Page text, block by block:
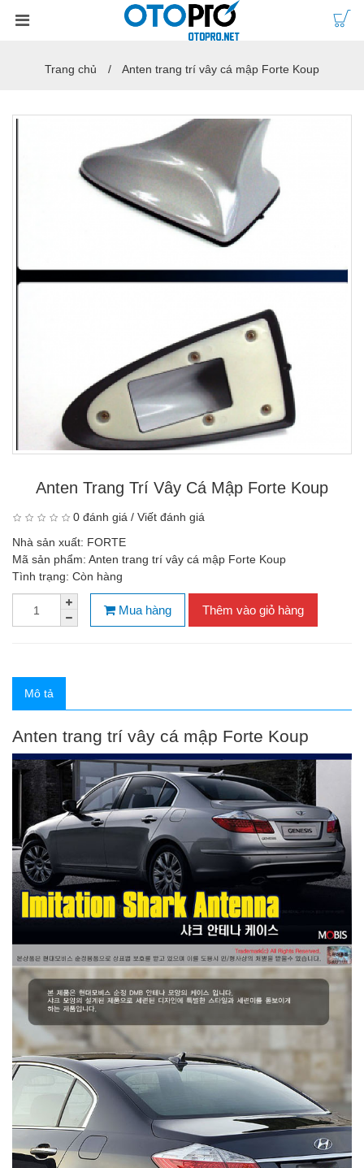
Trang chủ Anten trang trí vây cá mập Forte Koup
Anten Trang Trí Vây Cá Mập Forte Koup
0 đánh giá / Viết đánh giá
Nhà sản xuất: FORTE
Mã sản phẩm: Anten trang trí vây cá mập Forte Koup
Tình trạng: Còn hàng
Mua hàng Thêm vào giỏ hàng
Mô tả
Anten trang trí vây cá mập Forte Koup